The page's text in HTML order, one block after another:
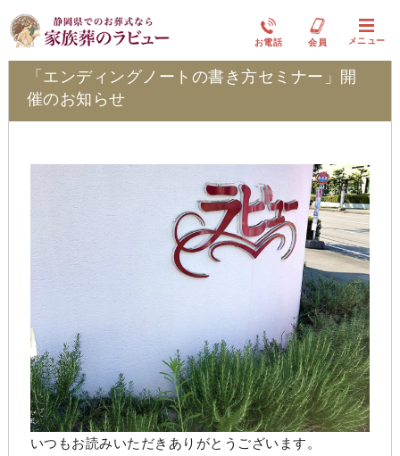
お電話 会員 メニュー
ラビュー静岡下島イベント情報
「エンディングノートの書き方セミナー」開
催のお知らせ
いつもお読みいただきありがとうございます。